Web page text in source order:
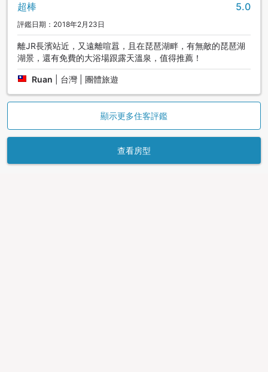
超棒 5.0
評鑑日期：2018年2月23日
離JR長濱站近，又遠離喧囂，且在琵琶湖畔，有無敵的琵琶湖
湖景，還有免費的大浴場跟露天溫泉，值得推薦！
Ruan 台灣 | 團體旅遊
顯示更多住客評鑑
查看房型